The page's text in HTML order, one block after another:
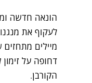
הונאה חדשה
לעקוף את
דחופה על
הקורבן.